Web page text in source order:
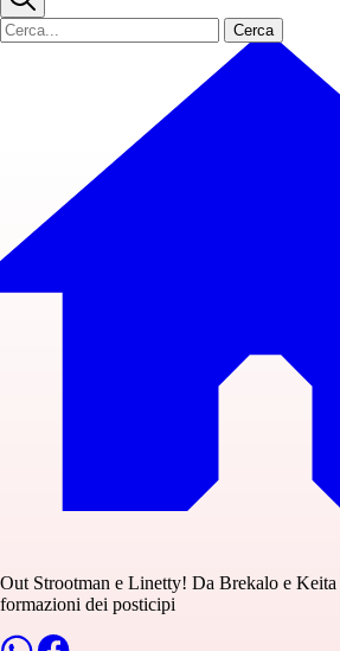
Cerca
Out Strootman e Linetty! Da Brekalo e
formazioni dei posticipi